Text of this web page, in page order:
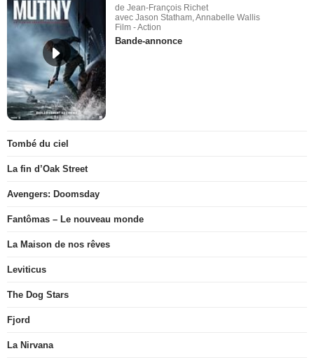
de Jean-François Richet
avec Jason Statham, Annabelle Wallis
Film - Action
Bande-annonce
Tombé du ciel
La fin d’Oak Street
Avengers: Doomsday
Fantômas – Le nouveau monde
La Maison de nos rêves
Leviticus
The Dog Stars
Fjord
La Nirvana